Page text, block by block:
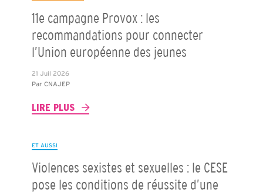
11e campagne Provox : les
recommandations pour connecter
l’Union européenne des jeunes
21 Juil 2026
Par CNAJEP
LIRE PLUS
ET AUSSI
Violences sexistes et sexuelles : le CESE
pose les conditions de réussite d’une